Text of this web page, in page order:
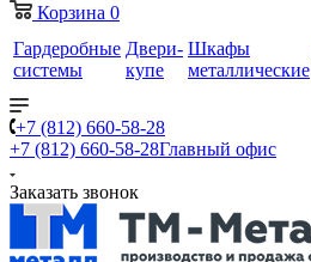
Корзина 0
Гардеробные
системы
Двери-
купе
Шкафы
металлические
+7 (812) 660-58-28
+7 (812) 660-58-28Главный офис
Заказать звонок